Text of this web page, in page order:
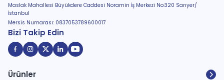
Maslak Mahallesi Büyükdere Caddesi Noramin İş Merkezi No:320 Sarıyer/
İstanbul
Mersis Numarası: 0837053789600017
Bizi Takip Edin
Ürünler